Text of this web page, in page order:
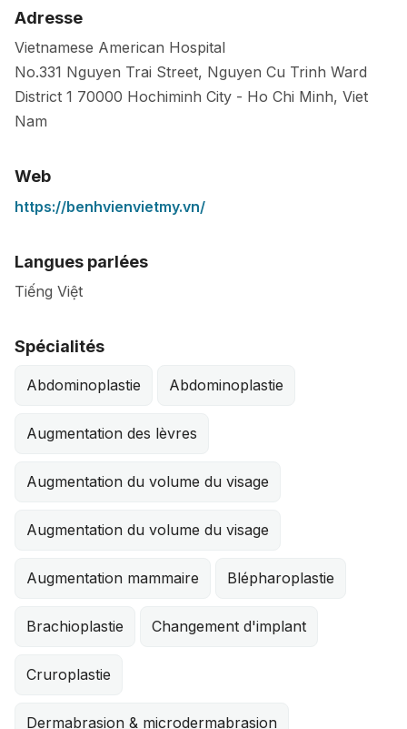
Adresse
Vietnamese American Hospital
No.331 Nguyen Trai Street, Nguyen Cu Trinh Ward
District 1 70000 Hochiminh City - Ho Chi Minh, Viet
Nam
Web
https://benhvienvietmy.vn/
Langues parlées
Tiếng Việt
Spécialités
Abdominoplastie Abdominoplastie
Augmentation des lèvres
Augmentation du volume du visage
Augmentation du volume du visage
Augmentation mammaire Blépharoplastie
Brachioplastie Changement d'implant
Cruroplastie
Dermabrasion & microdermabrasion